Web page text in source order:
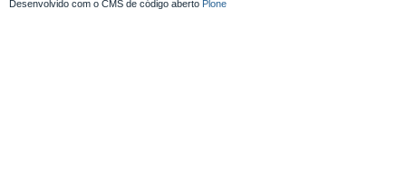
Desenvolvido com o CMS de código aberto Plone